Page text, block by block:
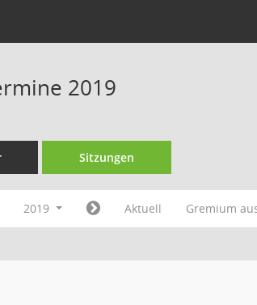
2019
Sitzungen
2019 Aktuell Gremium